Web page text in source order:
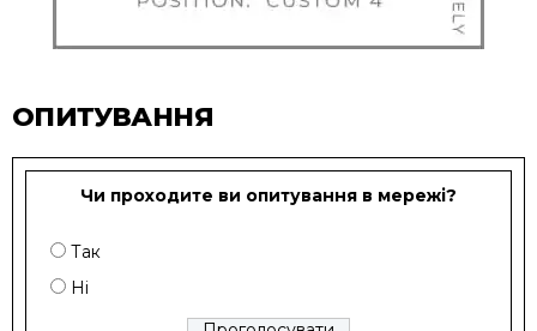
ОПИТУВАННЯ
Чи проходите ви опитування в мережі?
Так
Ні